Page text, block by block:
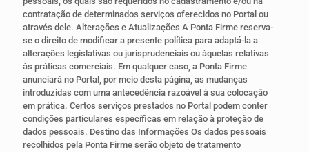
contratação de determinados serviços oferecidos no Portal ou
através dele. Alterações e Atualizações A Ponta Firme reserva-
se o direito de modificar a presente política para adaptá-la a
alterações legislativas ou jurisprudenciais ou àquelas relativas
às práticas comerciais. Em qualquer caso, a Ponta Firme
anunciará no Portal, por meio desta página, as mudanças
introduzidas com uma antecedência razoável à sua colocação
em prática. Certos serviços prestados no Portal podem conter
condições particulares específicas em relação à proteção de
dados pessoais. Destino das Informações Os dados pessoais
recolhidos pela Ponta Firme serão objeto de tratamento